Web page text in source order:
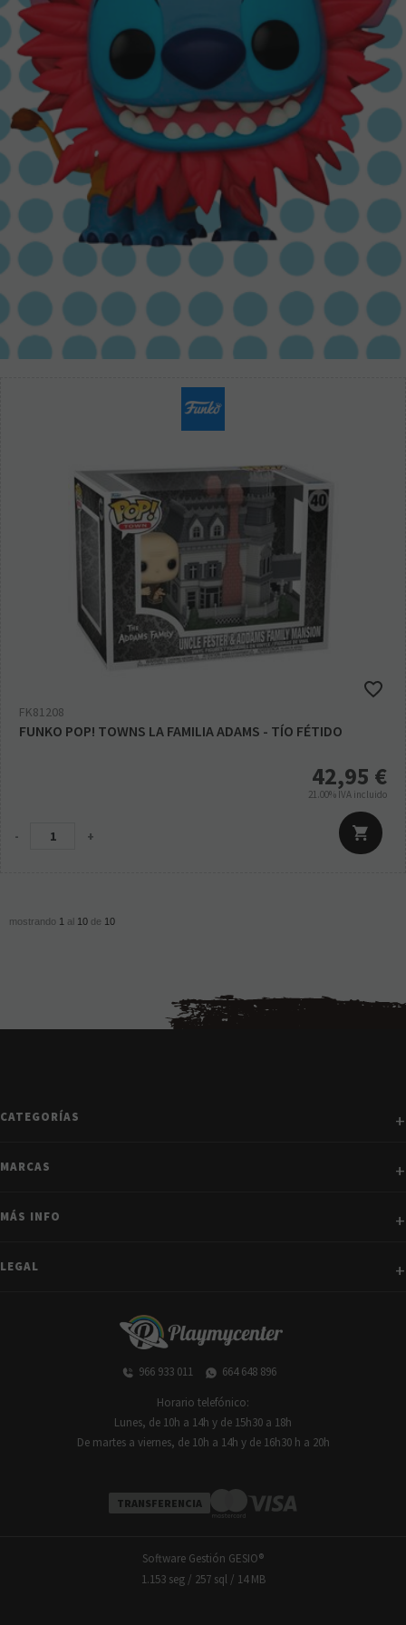
FK81208
FUNKO POP! TOWNS LA FAMILIA ADAMS - TÍO FÉTIDO
42,95 €
21.00% IVA incluido
- +
mostrando 1 al 10 de 10
CATEGORÍAS
MARCAS
MÁS INFO
LEGAL
966 933 011 664 648 896
Horario telefónico:
Lunes, de 10h a 14h y de 15h30 a 18h
De martes a viernes, de 10h a 14h y de 16h30 h a 20h
TRANSFERENCIA
Software Gestión GESIO®
1.153 seg / 257 sql/ 14 MB